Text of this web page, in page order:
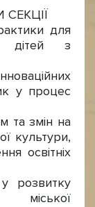
для
дітей з
у процес
та змін на
культури,
освітніх
розвитку
міської